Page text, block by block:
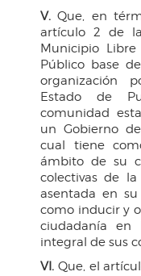
V. Que, en
artículo 2 de
Municipio
Público base
organización
Estado de
comunidad
un Gobierno
cual tiene
ámbito de su
colectivas de
asentada en
como inducir y
ciudadanía en
integral de sus
VI. Que, el